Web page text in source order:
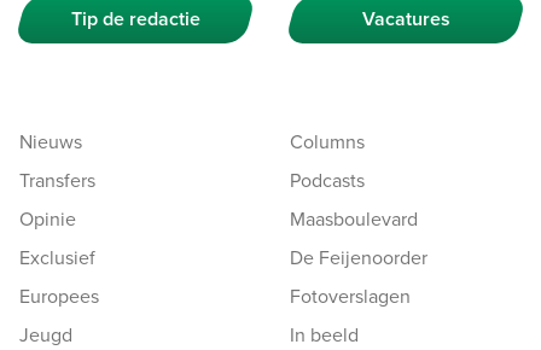
Tip de redactie Vacatures
Nieuws
Transfers
Opinie
Exclusief
Europees
Jeugd
Columns
Podcasts
Maasboulevard
De Feijenoorder
Fotoverslagen
In beeld